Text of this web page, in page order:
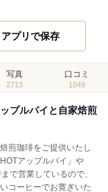
アプリで保存
写真
2713
口コミ
1049
プルパイと自家焙煎
煎珈琲をご提供いたし
アップルパイ」や
で営業しているので、
コーヒーでお寛ぎいた